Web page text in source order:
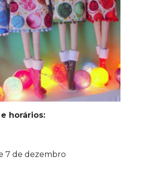
horários:
7 de dezembro